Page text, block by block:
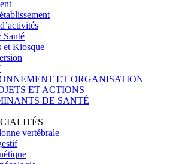
et Kiosque
ET ORGANISATION
ET ACTIONS
DE SANTÉ
vertébrale